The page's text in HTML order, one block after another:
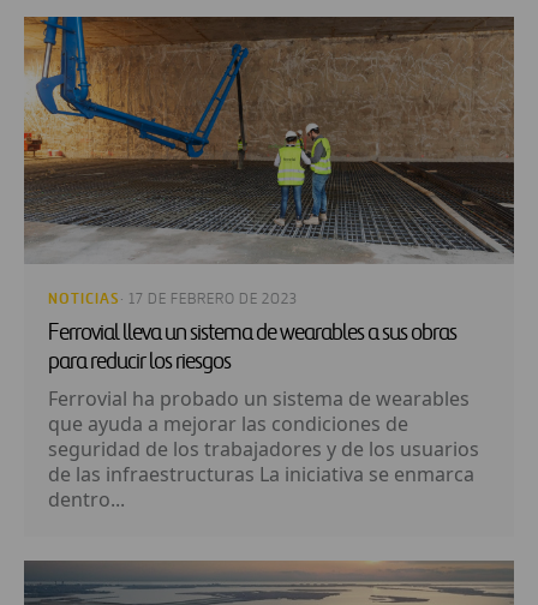
NOTICIAS · 17 DE FEBRERO DE 2023
Ferrovial lleva un sistema de wearables a sus obras
para reducir los riesgos
Ferrovial ha probado un sistema de wearables
que ayuda a mejorar las condiciones de
seguridad de los trabajadores y de los usuarios
de las infraestructuras La iniciativa se enmarca
dentro...